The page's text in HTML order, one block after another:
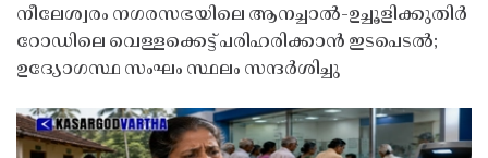
നീലേശ്വരം നഗരസഭയിലെ ആനച്ചാൽ-ഉച്ചൂളിക്കുതിർ
റോഡിലെ വെള്ളക്കെട്ട് പരിഹരിക്കാൻ ഇടപെടൽ;
ഉദ്യോഗസ്ഥ സംഘം സ്ഥലം സന്ദർശിച്ചു